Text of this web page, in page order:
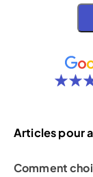
Articles pour
Comment